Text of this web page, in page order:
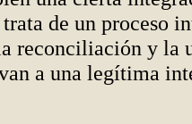
de un proceso
reconciliación y la
a una legítima